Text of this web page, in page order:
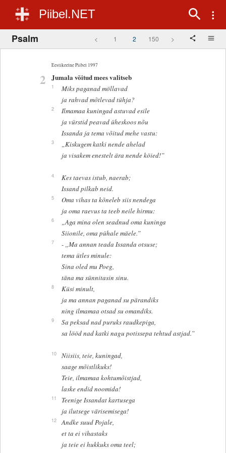
Piibel.NET
Psalm < 1 2 150 >
Eestikeelne Piibel 1997
2 Jumala võitud mees valitseb
1
Miks paganad möllavad
ja rahvad mõtlevad tühja?
2
Ilmamaa kuningad astuvad esile
ja vürstid peavad üheskoos nõu
Issanda ja tema võitud mehe vastu:
3
„Kiskugem katki nende ahelad
ja visakem enestelt ära nende köied!”
4
Kes taevas istub, naerab;
Issand pilkab neid.
5
Oma vihas ta kõneleb siis nendega
ja oma raevus ta teeb neile hirmu:
6
„Aga mina olen seadnud oma kuninga
Siionile, oma pühale mäele.”
7
- „Ma annan teada Issanda otsuse;
tema ütles minule:
Sina oled mu Poeg,
täna ma sünnitasin sinu.
8
Küsi minult,
ja ma annan paganad su pärandiks
ning ilmamaa otsad su omandiks.
9
Sa peksad nad puruks raudkepiga,
sa lööd nad katki nagu potissepa tehtud astjad.”
10
Niisiis, teie, kuningad,
saage mõistlikuks!
Teie, ilmamaa kohtumõistjad,
laske endid noomida!
11
Teenige Issandat kartusega
ja ilutsege värisemisega!
12
Andke suud Pojale,
et ta ei vihastaks
ja teie ei hukkuks oma teel;